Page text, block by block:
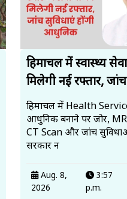
हिमाचल में स्वास्थ्य
मिलेगी नई रफ्तार,
हिमाचल में Health
आधुनिक बनाने पर जोर,
CT Scan और जांच
सरकार न
Aug. 8,
2026
3:57
p.m.